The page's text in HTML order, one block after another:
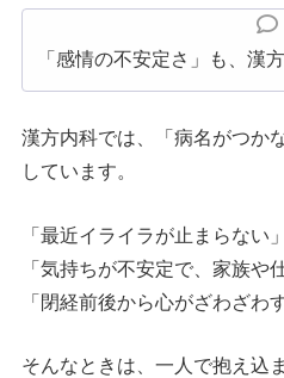
「感情の不安定さ」も、漢
漢方内科では、「病名がつか
しています。
「最近イライラが止まらない」
「気持ちが不安定で、家族や
「閉経前後から心がざわざわ
そんなときは、一人で抱え込